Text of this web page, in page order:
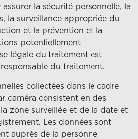
la sécurité personnelle, la
la surveillance appropriée du
et la prévention et la
potentiellement
légale du traitement est
du traitement.
collectées dans le cadre
caméra consistent en des
zone surveillée et de la date et
Les données sont
auprès de la personne